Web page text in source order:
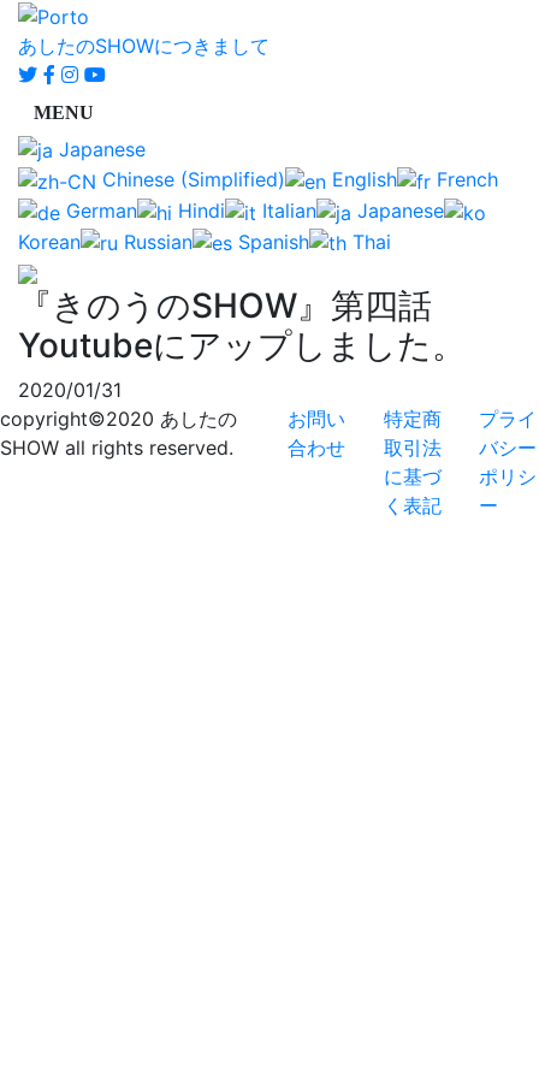
あしたのSHOWにつきまして
Japanese
Chinese (Simplified)
English
French
German
Hindi Italian
Japanese
Korean
Russian Spanish Thai
『きのうのSHOW』第四話
Youtubeにアップしました。
2020/01/31
copyright©2020 あしたの
SHOW all rights reserved.
お問い
合わせ
特定商
取引法
に基づ
く表記
プライ
バシー
ポリシ
ー